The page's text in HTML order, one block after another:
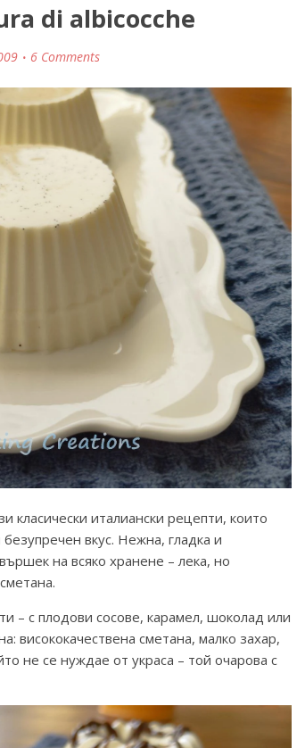
di albicocche
6 Comments
класически италиански рецепти, които
вкус. Нежна, гладка и
на всяко хранене – лека, но
– с плодови сосове, карамел, шоколад или
висококачествена сметана, малко захар,
не се нуждае от украса – той очарова с